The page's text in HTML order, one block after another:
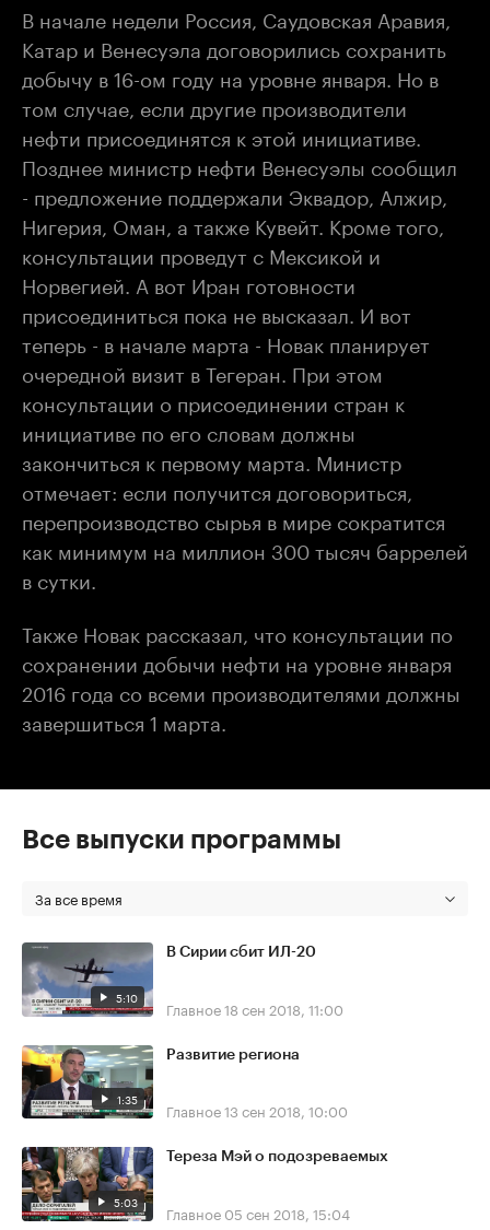
В начале недели Россия, Саудовская Аравия,
Катар и Венесуэла договорились сохранить
добычу в 16-ом году на уровне января. Но в
том случае, если другие производители
нефти присоединятся к этой инициативе.
Позднее министр нефти Венесуэлы сообщил
- предложение поддержали Эквадор, Алжир,
Нигерия, Оман, а также Кувейт. Кроме того,
консультации проведут с Мексикой и
Норвегией. А вот Иран готовности
присоединиться пока не высказал. И вот
теперь - в начале марта - Новак планирует
очередной визит в Тегеран. При этом
консультации о присоединении стран к
инициативе по его словам должны
закончиться к первому марта. Министр
отмечает: если получится договориться,
перепроизводство сырья в мире сократится
как минимум на миллион 300 тысяч баррелей
в сутки.
Также Новак рассказал, что консультации по
сохранении добычи нефти на уровне января
2016 года со всеми производителями должны
завершиться 1 марта.
Все выпуски программы
За все время
5:10
В Сирии сбит ИЛ-20
Главное18 сен 2018, 11:00
1:35
Развитие региона
Главное13 сен 2018, 10:00
5:03
Тереза Мэй о подозреваемых
Главное 05 сен 2018, 15:04